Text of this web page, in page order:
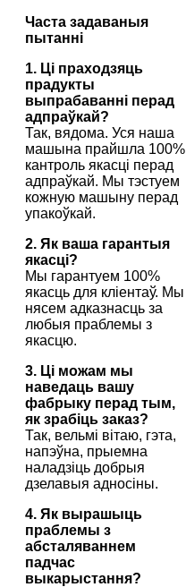
Часта задаваныя
пытанні
1. Ці праходзяць
прадукты
выпрабаванні перад
адпраўкай?
Так, вядома. Уся наша
машына прайшла 100%
кантроль якасці перад
адпраўкай. Мы тэстуем
кожную машыну перад
упакоўкай.
2. Як ваша гарантыя
якасці?
Мы гарантуем 100%
якасць для кліентаў. Мы
нясем адказнасць за
любыя праблемы з
якасцю.
3. Ці можам мы
наведаць вашу
фабрыку перад тым,
як зрабіць заказ?
Так, вельмі вітаю, гэта,
напэўна, прыемна
наладзіць добрыя
дзелавыя адносіны.
4. Як вырашыць
праблемы з
абсталяваннем
падчас
выкарыстання?